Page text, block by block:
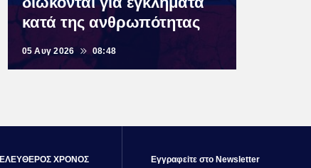
κατά της ανθρωπότητας
05 Αυγ 2026 08:48
ΕΛΕΥΘΕΡΟΣ ΧΡΟΝΟΣ Εγγραφεiτε στο Newsletter